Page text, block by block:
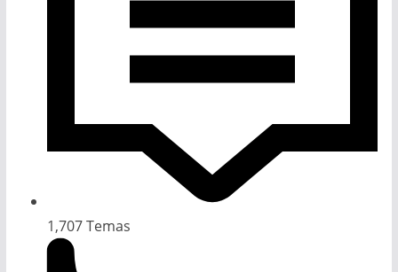
1,707Temas